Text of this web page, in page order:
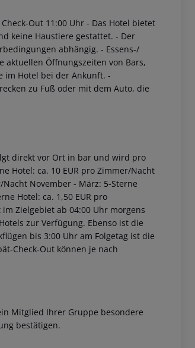
Out 11:00 Uhr - Das Hotel bietet
keine Haustiere gestattet. - Der
abhängig. - Essens-/
aktuellen Öffnungszeiten von Bars,
im Hotel bei der Ankunft. -
zu Fuß oder mit dem Auto, die
direkt vor Ort in bar und wird pro
Hotel: ca. 10 EUR pro Zimmer/Nacht
Nacht November - März: 5-Sterne
Hotel: ca. 1,50 EUR pro
Zielgebiet ab 04:00 Uhr morgens
zur Verfügung. Ebenso ist die
bis 3:00 Uhr am Folgetag ist die
Check-Out können je nach
Mitglied Ihrer Gruppe besondere
bestätigen.